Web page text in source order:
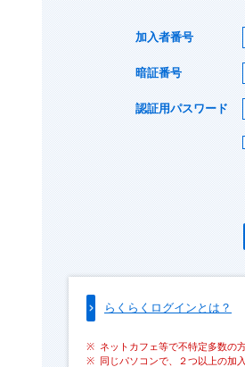
加入者番号
暗証番号
認証用パスワード
らくらくログインとは？
ネットカフェ等で不特定多数の
同じパソコンで、２つ以上の加